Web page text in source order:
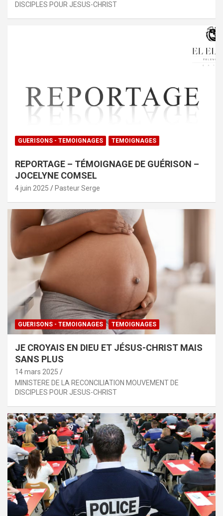
DISCIPLES POUR JESUS-CHRIST
GUERISONS - TEMOIGNAGES TEMOIGNAGES
REPORTAGE – TÉMOIGNAGE DE GUÉRISON –
JOCELYNE COMSEL
4 juin 2025 Pasteur Serge
GUERISONS - TEMOIGNAGES TEMOIGNAGES
JE CROYAIS EN DIEU ET JÉSUS-CHRIST MAIS
SANS PLUS
14 mars 2025
MINISTERE DE LA RECONCILIATION MOUVEMENT DE
DISCIPLES POUR JESUS-CHRIST